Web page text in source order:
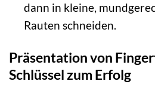
dann in kleine,
Rauten schneiden.
Präsentation von
Schlüssel zum Erfolg